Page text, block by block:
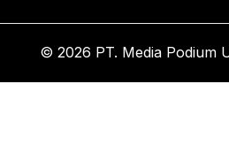
© 2026 PT. Media Podium